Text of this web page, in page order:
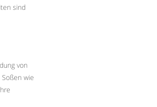
sind
von
wie